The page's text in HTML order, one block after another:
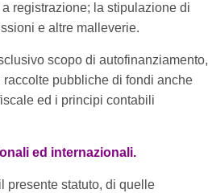
registrazione; la stipulazione di
e altre malleverie.
scopo di autofinanziamento,
raccolte pubbliche di fondi anche
ed i principi contabili
ed internazionali.
presente statuto, di quelle